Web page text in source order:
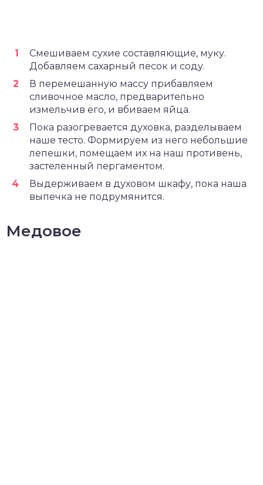
Смешиваем сухие составляющие, муку.
Добавляем сахарный песок и соду.
В перемешанную массу прибавляем
сливочное масло, предварительно
измельчив его, и вбиваем яйца.
Пока разогревается духовка, разделываем
наше тесто. Формируем из него небольшие
лепешки, помещаем их на наш противень,
застеленный пергаментом.
Выдерживаем в духовом шкафу, пока наша
выпечка не подрумянится.
Медовое